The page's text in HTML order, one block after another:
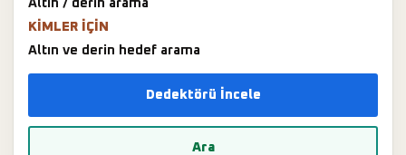
Altın / derin arama
KIMLER IÇIN
Altın ve derin hedef arama
Dedektörü İncele
Ara